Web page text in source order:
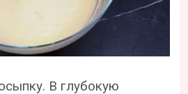
В глубокую